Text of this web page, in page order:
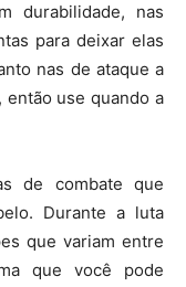
durabilidade, nas
para deixar elas
nas de ataque a
use quando a
de combate que
Durante a luta
que variam entre
que você pode